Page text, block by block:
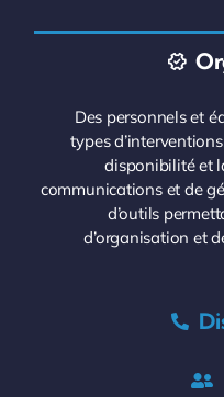
Des personnels et
types
disponibilité et
communications et de
d’outils
d’organisation et